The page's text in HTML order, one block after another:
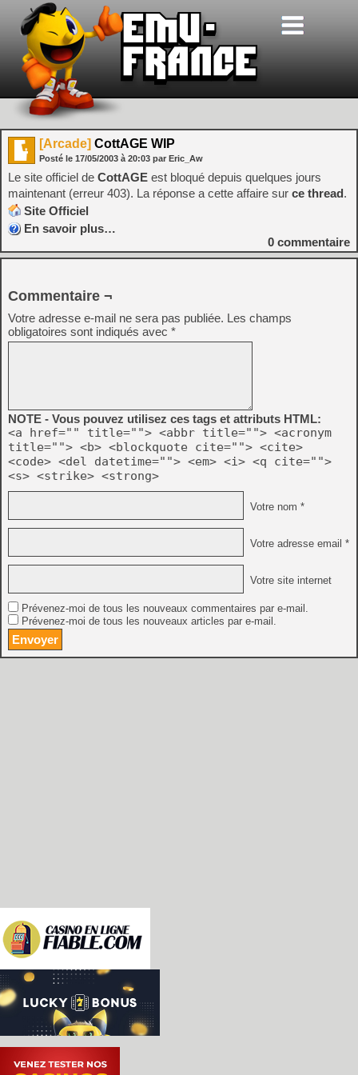
[Arcade] CottAGE WIP
Posté le 17/05/2003 à 20:03 par Eric_Aw
Le site officiel de CottAGE est bloqué depuis quelques jours
maintenant (erreur 403). La réponse a cette affaire sur ce thread.
Site Officiel
En savoir plus…
0 commentaire
Commentaire ¬
Votre adresse e-mail ne sera pas publiée. Les champs
obligatoires sont indiqués avec *
NOTE - Vous pouvez utilisez ces tags et attributs HTML:
<a href="" title=""> <abbr title=""> <acronym
title=""> <b> <blockquote cite=""> <cite>
<code> <del datetime=""> <em> <i> <q cite="">
<s> <strike> <strong>
Votre nom *
Votre adresse email *
Votre site internet
Prévenez-moi de tous les nouveaux commentaires par e-mail.
Prévenez-moi de tous les nouveaux articles par e-mail.